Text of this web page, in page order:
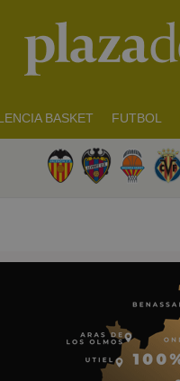
BASKET FUTBOL